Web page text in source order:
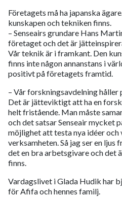
Företagets må ha japanska
kunskapen och tekniken finns.
– Senseairs grundare Hans
företaget och det är
Vår teknik är i framkant. Den
finns inte någon annanstans i
positivt på företagets framtid.
– Vår forskningsavdelning håller
Det är jätteviktigt att ha en
helt fristående. Man måste
och det satsar Senseair mycket
möjlighet att testa nya idéer
verksamheten. Så jag ser en ljus
det en bra arbetsgivare och det
finns.
Vardagslivet i Glada Hudik har
för Afifa och hennes familj.